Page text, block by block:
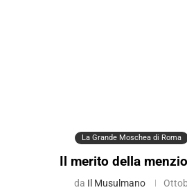
La Grande Moschea di Roma
Il merito della
da Il Musulmano